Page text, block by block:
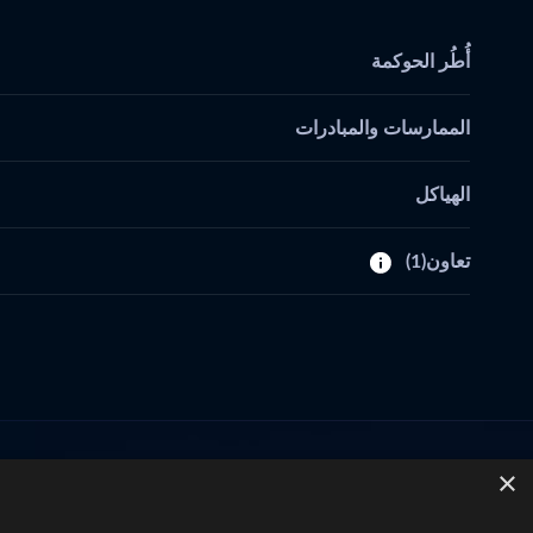
أُطُر الحوكمة
الممارسات والمبادرات
الهياكل
تعاون(1)
×